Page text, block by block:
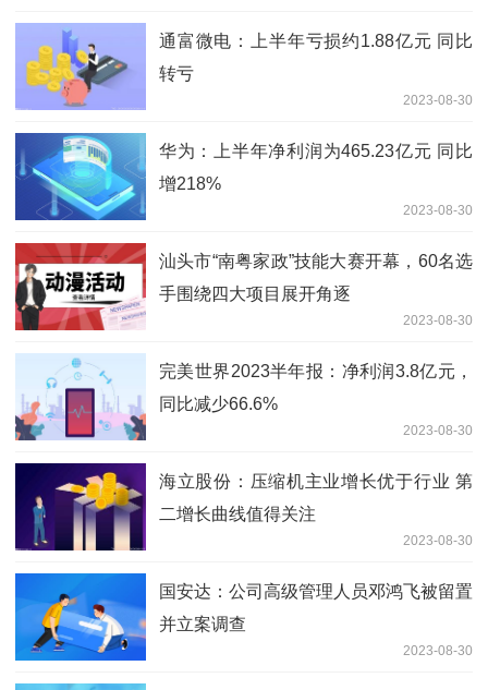
通富微电：上半年亏损约1.88亿元 同比
转亏
2023-08-30
华为：上半年净利润为465.23亿元 同比
增218%
2023-08-30
汕头市“南粤家政”技能大赛开幕，60名选
手围绕四大项目展开角逐
2023-08-30
完美世界2023半年报：净利润3.8亿元，
同比减少66.6%
2023-08-30
海立股份：压缩机主业增长优于行业 第
二增长曲线值得关注
2023-08-30
国安达：公司高级管理人员邓鸿飞被留置
并立案调查
2023-08-30